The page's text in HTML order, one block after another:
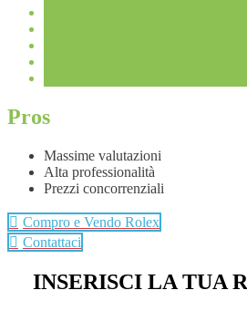
Pros
Massime valutazioni
Alta professionalità
Prezzi concorrenziali
Compro e Vendo Rolex
Contattaci
INSERISCI LA TUA